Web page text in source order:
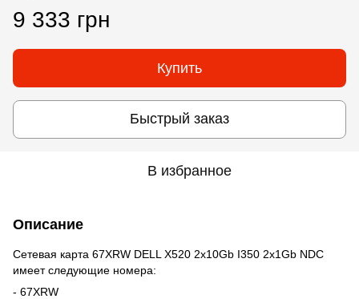
9 333 грн
Купить
Быстрый заказ
В избранное
Описание
Сетевая карта 67XRW DELL X520 2x10Gb I350 2x1Gb NDC
имеет следующие номера:
- 67XRW